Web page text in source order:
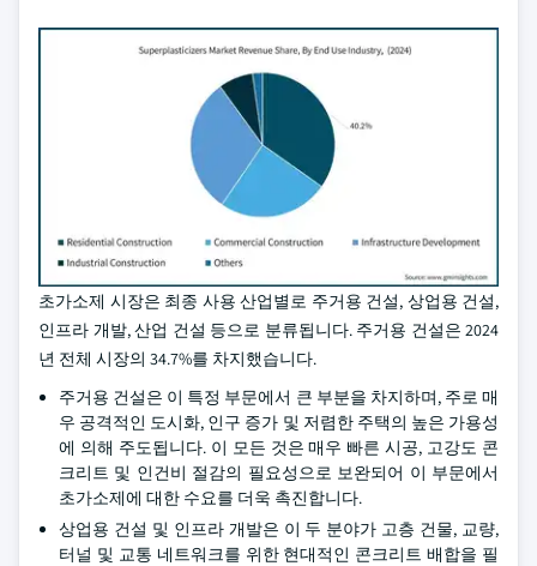
초가소제 시장은 최종 사용 산업별로 주거용 건설, 상업용 건설,
인프라 개발, 산업 건설 등으로 분류됩니다. 주거용 건설은 2024
년 전체 시장의 34.7%를 차지했습니다.
주거용 건설은 이 특정 부문에서 큰 부분을 차지하며, 주로 매
우 공격적인 도시화, 인구 증가 및 저렴한 주택의 높은 가용성
에 의해 주도됩니다. 이 모든 것은 매우 빠른 시공, 고강도 콘
크리트 및 인건비 절감의 필요성으로 보완되어 이 부문에서
초가소제에 대한 수요를 더욱 촉진합니다.
상업용 건설 및 인프라 개발은 이 두 분야가 고층 건물, 교량,
터널 및 교통 네트워크를 위한 현대적인 콘크리트 배합을 필